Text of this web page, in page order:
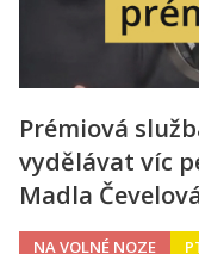
Prémiová
vydělávat víc
Madla
NA VOLNÉ NOZE